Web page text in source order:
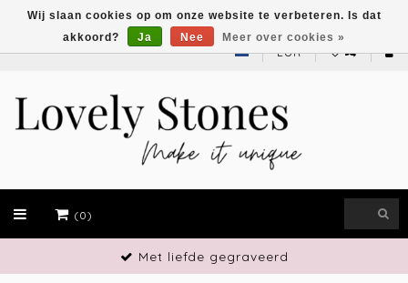
EUR
(0)
Vakmanschap
Wij slaan cookies op om onze website te verbeteren. Is dat
akkoord?
Ja Nee Meer over cookies »